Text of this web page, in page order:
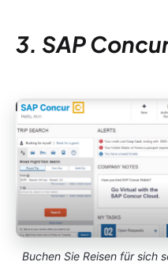
3. SAP
Buchen Sie Reisen für sich